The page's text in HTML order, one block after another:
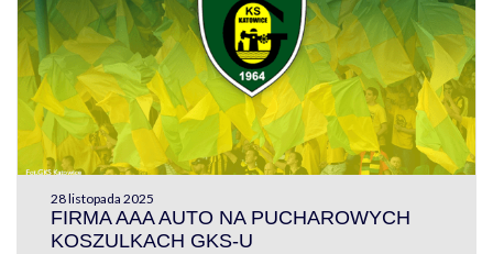
28 listopada 2025
FIRMA AAA AUTO NA PUCHAROWYCH
KOSZULKACH GKS-U